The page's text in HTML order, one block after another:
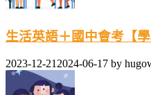
生活英語＋國中會考【
2023-12-21 2024-06-17 by